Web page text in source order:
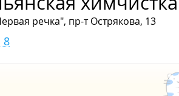
речка", пр-т Острякова, 13
8